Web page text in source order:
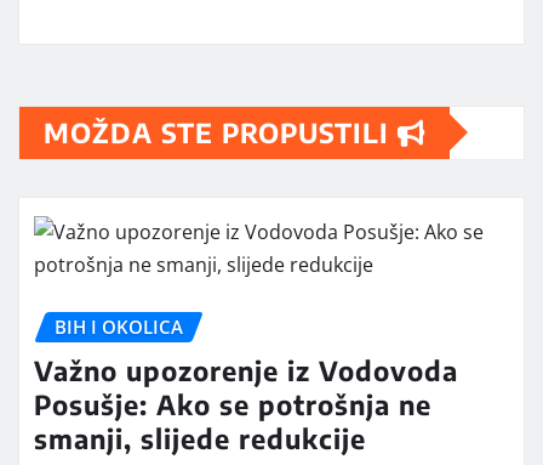
MOŽDA STE PROPUSTILI
BIH I OKOLICA
Važno upozorenje iz Vodovoda
Posušje: Ako se potrošnja ne
smanji, slijede redukcije